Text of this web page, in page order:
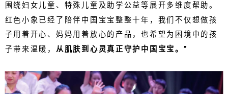
围绕妇女儿童、特殊儿童及助学公益等展开多维度帮助。
红色小象已经了陪伴中国宝宝整整十年，我们不仅想做孩
子用着开心、妈妈用着放心的产品，也希望为困境中的孩
子带来温暖， 从肌肤到心灵真正守护中国宝宝。”